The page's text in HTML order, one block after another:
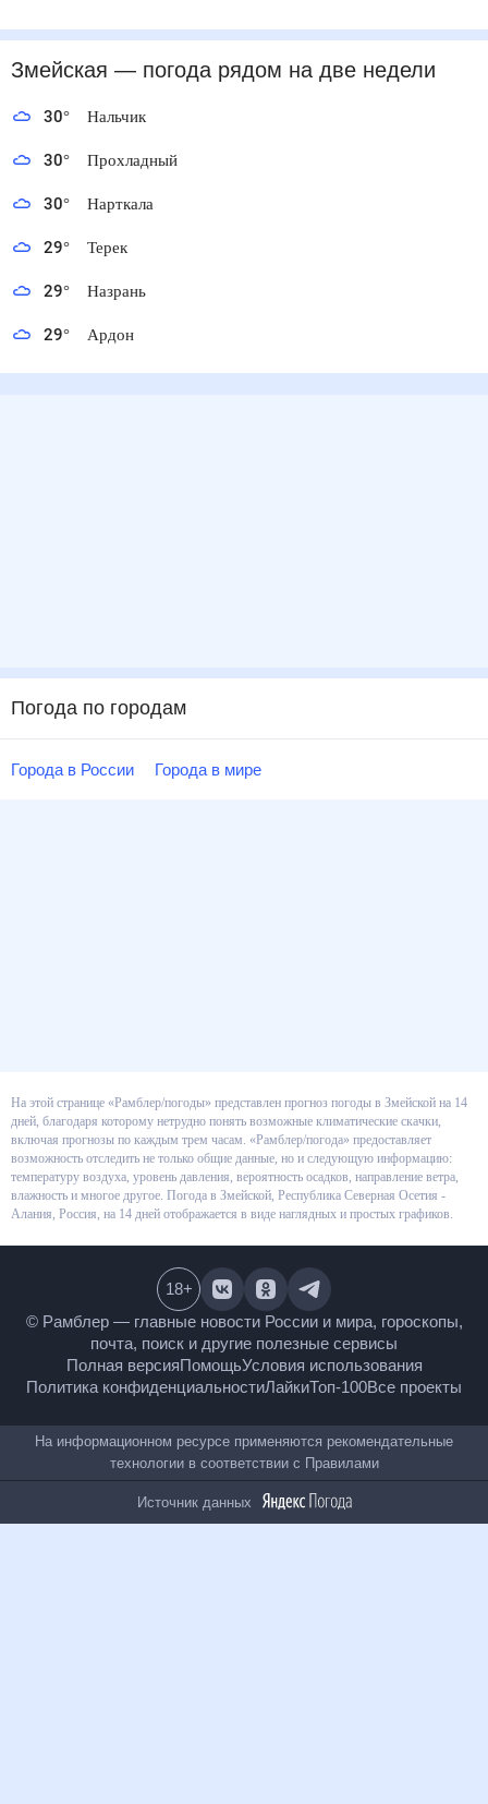
Змейская — погода рядомна две недели
30° Нальчик
30° Прохладный
30° Нарткала
29° Терек
29° Назрань
29° Ардон
Погода по городам
Города в России Города в мире
На этой странице «Рамблер/погоды» представлен прогноз погоды в
Змейской на 14 дней, благодаря которому нетрудно понять возможные
климатические скачки, включая прогнозы по каждым трем часам.
«Рамблер/погода» предоставляет возможность отследить не только
общие данные, но и следующую информацию: температуру воздуха,
уровень давления, вероятность осадков, направление ветра, влажность и
многое другое. Погода в Змейской, Республика Северная Осетия - Алания,
© Рамблер — главные новости России и мира,
гороскопы, почта, поиск и другие полезные сервисы
Полная версияПомощьУсловия использования
Все проекты
18+
На информационном ресурсе применяются
рекомендательные технологии в соответствии с